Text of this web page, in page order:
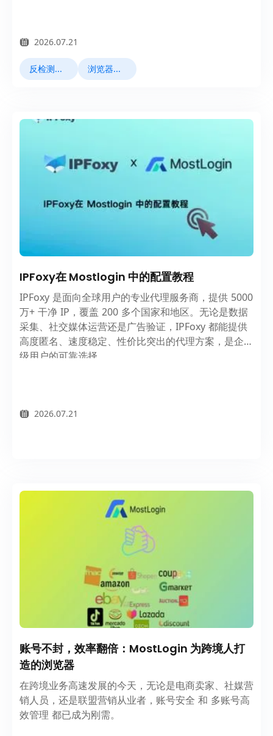
2026.07.21
反检测浏览器 浏览器指纹
IPFoxy在 Mostlogin 中的配置教程
IPFoxy 是面向全球用户的专业代理服务商，提供 5000
万+ 干净 IP，覆盖 200 多个国家和地区。无论是数据
采集、社交媒体运营还是广告验证，IPFoxy 都能提供
高度匿名、速度稳定、性价比突出的代理方案，是企业
级用户的可靠选择。
2026.07.21
账号不封，效率翻倍：MostLogin 为跨境人打
造的浏览器
在跨境业务高速发展的今天，无论是电商卖家、社媒营
销人员，还是联盟营销从业者，账号安全 和 多账号高
效管理 都已成为刚需。